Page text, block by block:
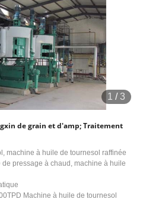
1 /3
de grain et d'amp; Traitement
machine à huile de tournesol raffinée
de pressage à chaud, machine à huile
Machine à huile de tournesol